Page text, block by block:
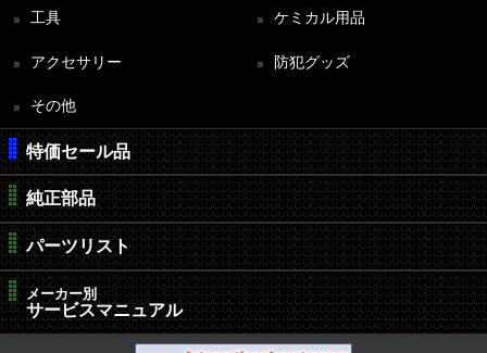
工具 ケミカル用品
アクセサリー 防犯グッズ
その他
特価セール品
純正部品
パーツリスト
メーカー別
サービスマニュアル